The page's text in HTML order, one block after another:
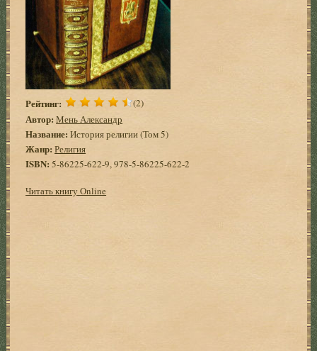
Рейтинг: (2)
Автор: Мень Александр
Название: История религии (Том 5)
Жанр: Религия
ISBN: 5-86225-622-9, 978-5-86225-622-2
Читать книгу Online